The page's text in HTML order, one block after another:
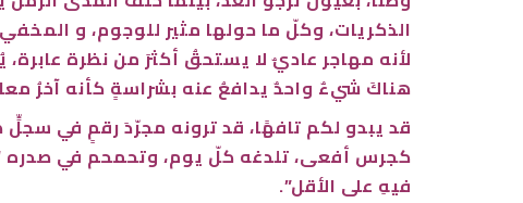
الذكريات، وكلّ ما حولها مثير للوجوم، و
لأنه مهاجر عاديٌ لا يستحقُ أكثرَ من نظرة عابرة،
هناكَ شيءٌ واحدٌ يدافعُ عنه بشراسةٍ كأنه آخرُ
قد يبدو لكم تافهًا، قد ترونه مجرّدَ رقمٍ في سجلٍّ
كجرس أفعى، تلدغه كلّ يوم، وتحمحم في صدره
فيهِ على الأقل”.